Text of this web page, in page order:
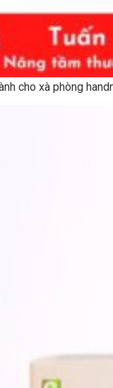
cho xà phòng